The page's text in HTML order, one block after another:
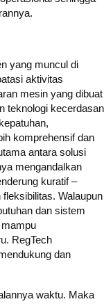
yang muncul di
aktivitas
mesin yang dibuat
teknologi kecerdasan
komprehensif dan
antara solusi
mengandalkan
kuratif –
Walaupun
dan sistem
RegTech
dan
waktu. Maka